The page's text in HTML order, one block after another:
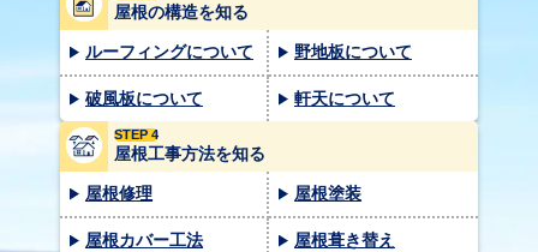
屋根の構造を知る
ルーフィングについて 野地板について
破風板について 軒天について
STEP 4
屋根工事方法を知る
屋根修理 屋根塗装
屋根カバー工法 屋根葺き替え